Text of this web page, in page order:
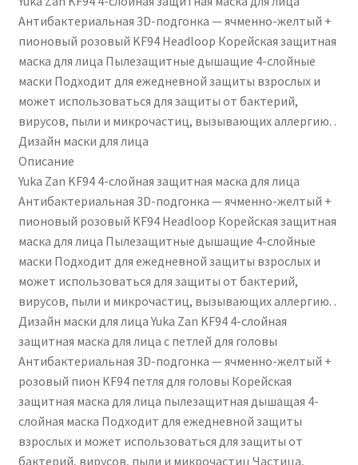
Чистка кондиционеров
Антибактериальная 3D-подгонка — ячменно-желтый +
пионовый розовый KF94 Headloop Корейская защитная
маска для лица Пылезащитные дышащие 4-слойные
маски Подходит для ежедневной защиты взрослых и
может использоваться для защиты от бактерий,
вирусов, пыли и микрочастиц, вызывающих аллергию. .
Дизайн маски для лица
Описание
Yuka Zan KF94 4-слойная защитная маска для лица
Антибактериальная 3D-подгонка — ячменно-желтый +
пионовый розовый KF94 Headloop Корейская защитная
маска для лица Пылезащитные дышащие 4-слойные
маски Подходит для ежедневной защиты взрослых и
может использоваться для защиты от бактерий,
вирусов, пыли и микрочастиц, вызывающих аллергию. .
Дизайн маски для лица Yuka Zan KF94 4-слойная
защитная маска для лица с петлей для головы
Антибактериальная 3D-подгонка — ячменно-желтый +
розовый пион KF94 петля для головы Корейская
защитная маска для лица пылезащитная дышащая 4-
слойная маска Подходит для ежедневной защиты
взрослых и может использоваться для защиты от
бактерий, вирусов, пыли и микрочастиц Частица,